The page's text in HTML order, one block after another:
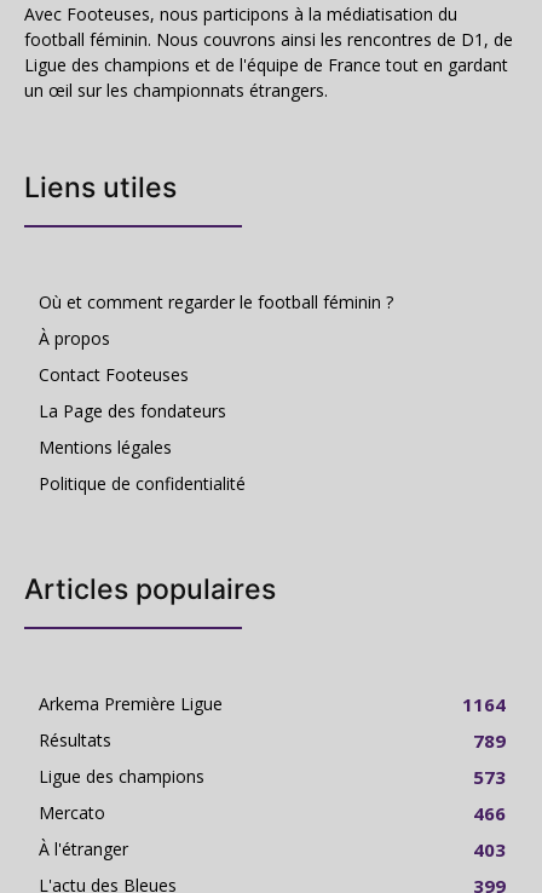
Avec Footeuses, nous participons à la médiatisation du
football féminin. Nous couvrons ainsi les rencontres de D1, de
Ligue des champions et de l'équipe de France tout en gardant
un œil sur les championnats étrangers.
Liens utiles
Où et comment regarder le football féminin ?
À propos
Contact Footeuses
La Page des fondateurs
Mentions légales
Politique de confidentialité
Articles populaires
Arkema Première Ligue 1164
Résultats 789
Ligue des champions 573
Mercato 466
À l'étranger 403
L'actu des Bleues 399